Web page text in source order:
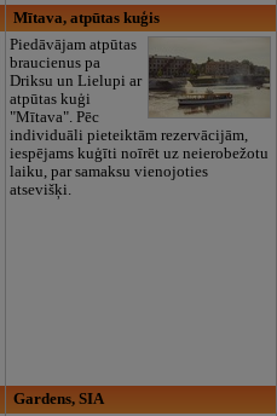
Mītava, atpūtas kuģis
Piedāvājam atpūtas
braucienus pa
Driksu un Lielupi ar
atpūtas kuģi
"Mītava". Pēc
individuāli pieteiktām rezervācijām,
iespējams kuģīti noīrēt uz neierobežotu
laiku, par samaksu vienojoties
atsevišķi.
Gardens, SIA